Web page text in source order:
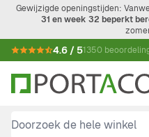
Ga naar de inhoud
Gewijzigde openingstijden:
31 en week 32 beperkt
4.6 / 51350
Doorzoek de hele winkel